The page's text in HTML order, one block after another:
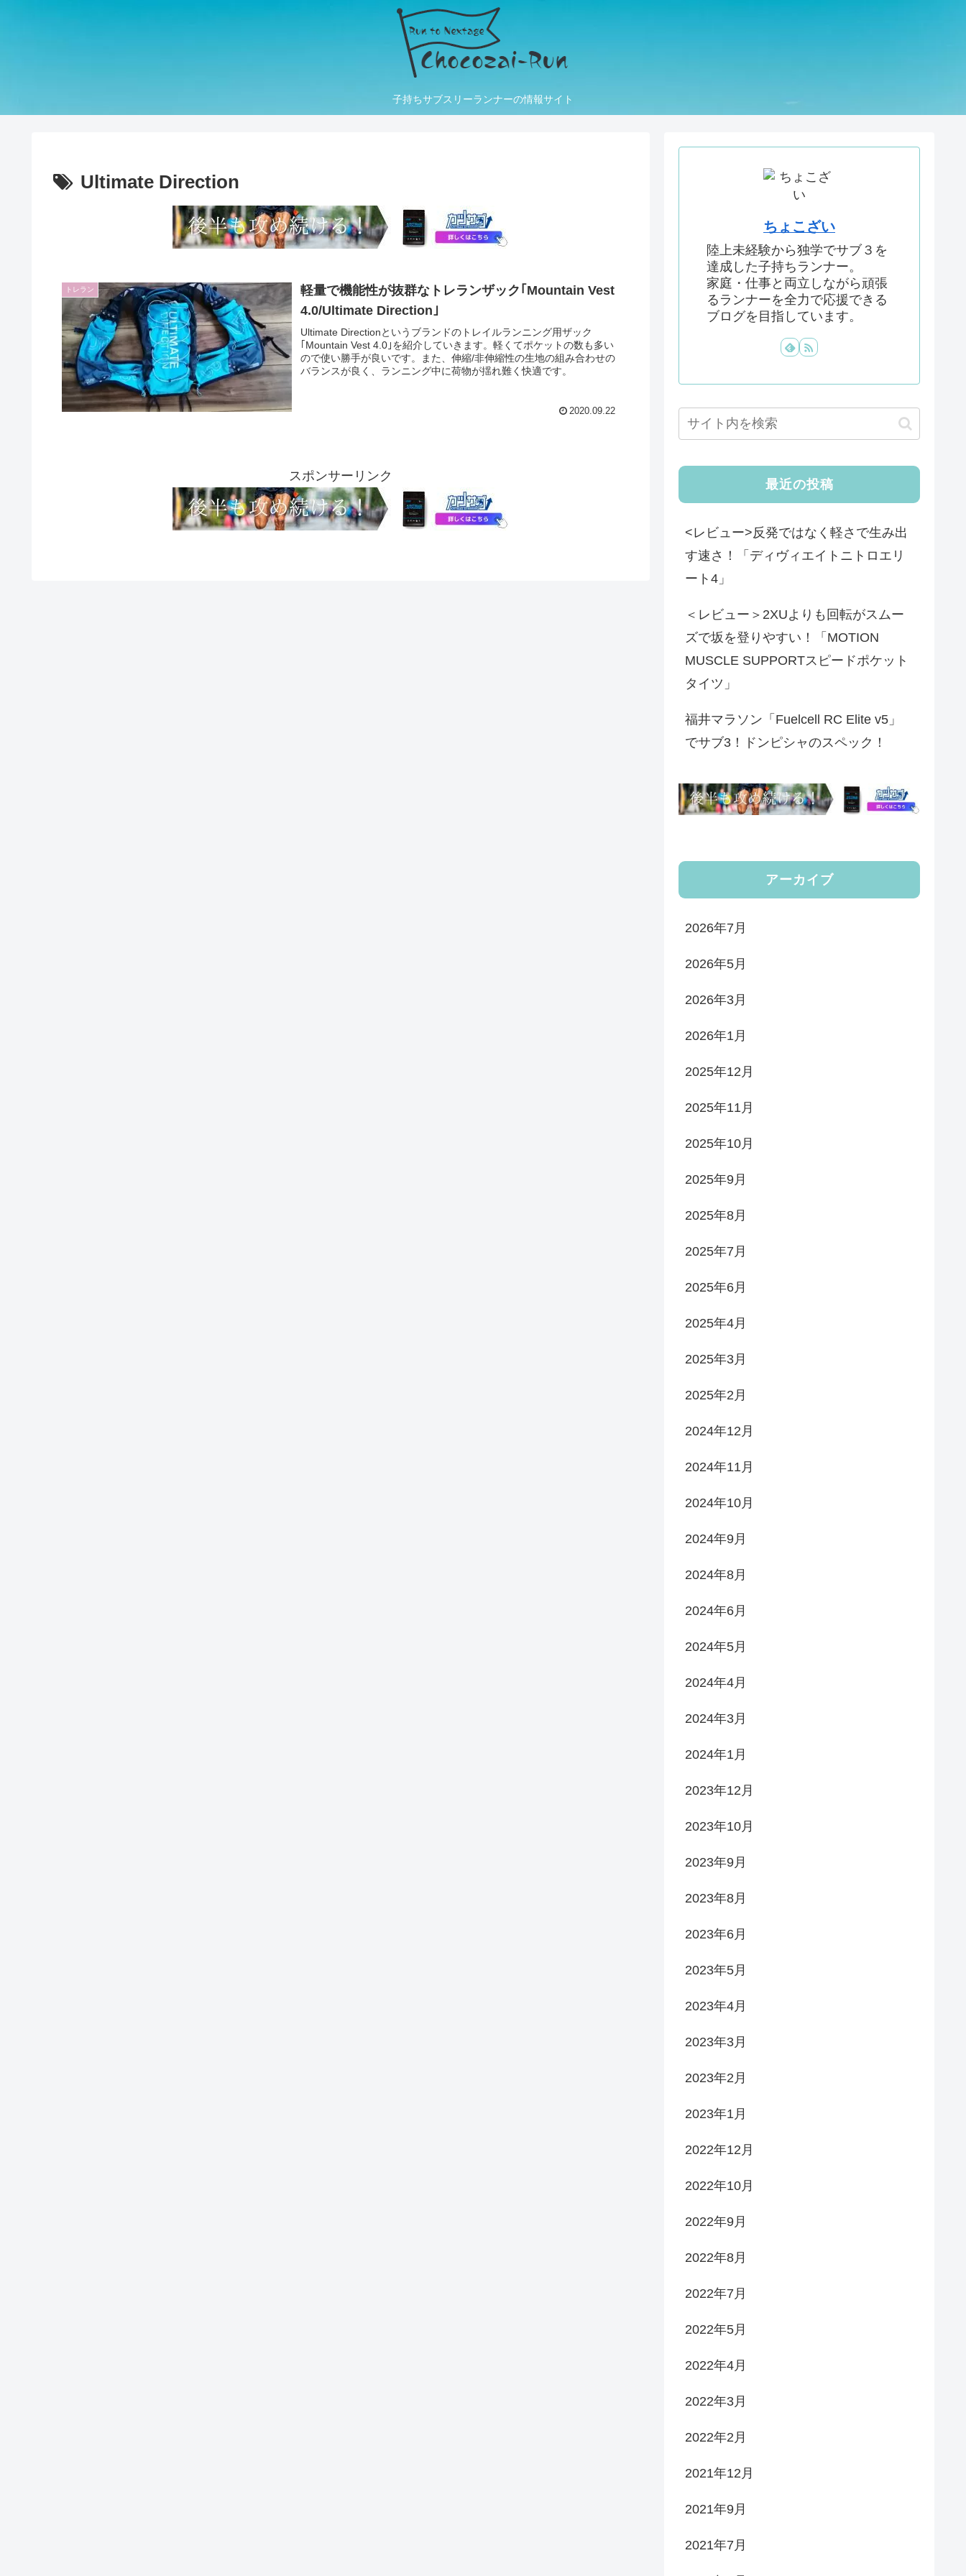
子持ちサブスリーランナーの情報サイト
Ultimate Direction
トレラン
軽量で機能性が抜群なトレランザック｢Mountain Vest
4.0/Ultimate Direction｣
Ultimate Directionというブランドのトレイルランニング用ザック
｢Mountain Vest 4.0｣を紹介していきます。軽くてポケットの数も多い
ので使い勝手が良いです。また、伸縮/非伸縮性の生地の組み合わせの
バランスが良く、ランニング中に荷物が揺れ難く快適です。
2020.09.22
スポンサーリンク
ちょこざい
陸上未経験から独学でサブ３を
達成した子持ちランナー。
家庭・仕事と両立しながら頑張
るランナーを全力で応援できる
ブログを目指しています。
最近の投稿
<レビュー>反発ではなく軽さで生み出
す速さ！「ディヴィエイトニトロエリ
ート4」
＜レビュー＞2XUよりも回転がスムー
ズで坂を登りやすい！「MOTION
MUSCLE SUPPORTスピードポケット
タイツ」
福井マラソン「Fuelcell RC Elite v5」
でサブ3！ドンピシャのスペック！
アーカイブ
2026年7月
2026年5月
2026年3月
2026年1月
2025年12月
2025年11月
2025年10月
2025年9月
2025年8月
2025年7月
2025年6月
2025年4月
2025年3月
2025年2月
2024年12月
2024年11月
2024年10月
2024年9月
2024年8月
2024年6月
2024年5月
2024年4月
2024年3月
2024年1月
2023年12月
2023年10月
2023年9月
2023年8月
2023年6月
2023年5月
2023年4月
2023年3月
2023年2月
2023年1月
2022年12月
2022年10月
2022年9月
2022年8月
2022年7月
2022年5月
2022年4月
2022年3月
2022年2月
2021年12月
2021年9月
2021年7月